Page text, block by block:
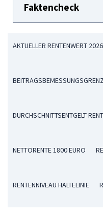
Faktencheck
AKTUELLER RENTENWERT 2026
DURCHSCHNITTSENTGELT
NETTORENTE 1800 EURO
RENTENNIVEAU HALTELINIE